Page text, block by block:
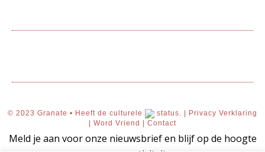
© 2023 Granate • Heeft de culturele status. |
Privacy Verklaring
| Word Vriend | Contact
Meld je aan voor onze nieuwsbrief en blijf op de hoogte